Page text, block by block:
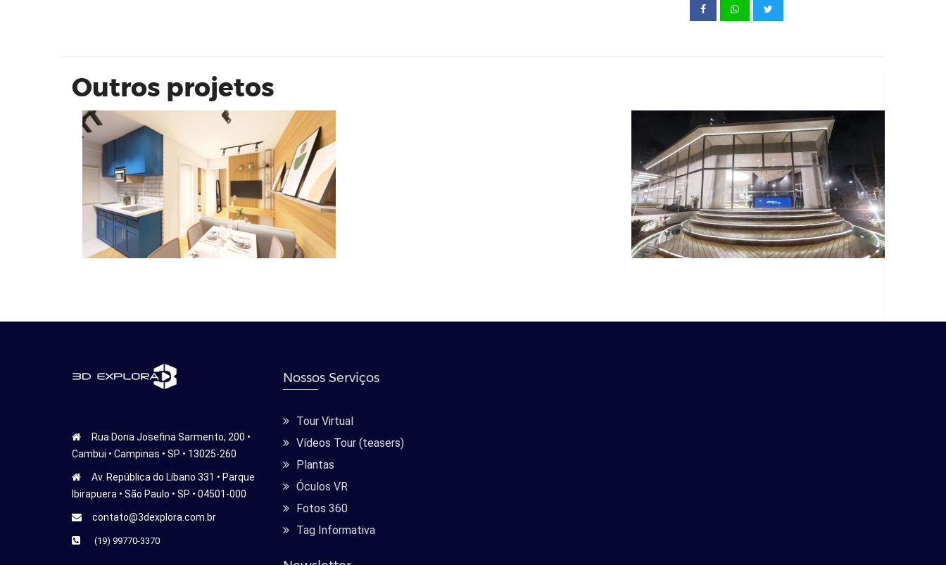
Outros projetos
N.A.U. VILA MARIANA - STAND -
Rua Dona Josefina Sarmento, 200 •
Cambui • Campinas • SP • 13025-260
Av. República do Líbano 331 • Parque
Ibirapuera • São Paulo • SP • 04501-000
contato@3dexplora.com.br
(19) 99770-3370
Nossos Serviços
Tour Virtual
Vídeos Tour (teasers)
Plantas
Óculos VR
Fotos 360
Tag Informativa